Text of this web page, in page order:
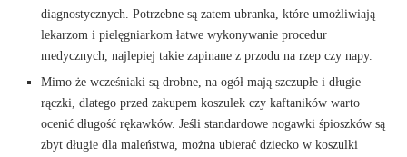
diagnostycznych. Potrzebne są zatem ubranka, które umożliwiają
lekarzom i pielęgniarkom łatwe wykonywanie procedur
medycznych, najlepiej takie zapinane z przodu na rzep czy napy.
Mimo że wcześniaki są drobne, na ogół mają szczupłe i długie
rączki, dlatego przed zakupem koszulek czy kaftaników warto
ocenić długość rękawków. Jeśli standardowe nogawki śpioszków są
zbyt długie dla maleństwa, można ubierać dziecko w koszulki